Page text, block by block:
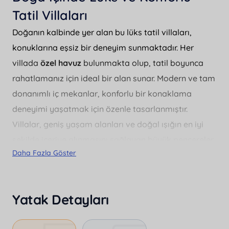
Tatil Villaları
Doğanın kalbinde yer alan bu lüks tatil villaları,
konuklarına eşsiz bir deneyim sunmaktadır. Her
villada özel havuz bulunmakta olup, tatil boyunca
rahatlamanız için ideal bir alan sunar. Modern ve tam
donanımlı iç mekanlar, konforlu bir konaklama
deneyimi yaşatmak için özenle tasarlanmıştır.
Villalar, geniş yaşam alanları ve doğal ışığın en iyi
ile ferah bir atmosfer sunar. Tatilinizi daha özel ve
dolu bir kaçamak hem de lüks bir tatil isteyenler için
Daha Fazla Göster
Yatak Detayları